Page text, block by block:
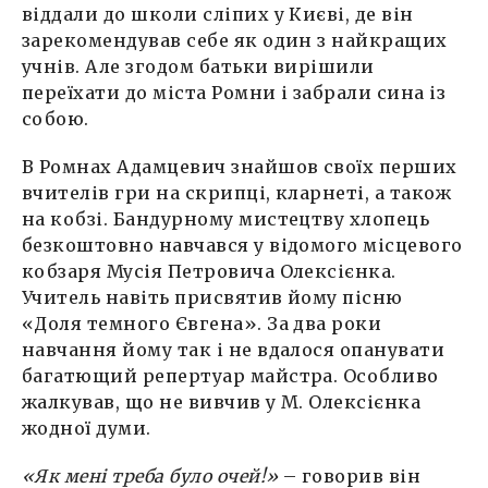
віддали до школи сліпих у Києві, де він
зарекомендував себе як один з найкращих
учнів. Але згодом батьки вирішили
переїхати до міста Ромни і забрали сина із
собою.
В Ромнах Адамцевич знайшов своїх перших
вчителів гри на скрипці, кларнеті, а також
на кобзі. Бандурному мистецтву хлопець
безкоштовно навчався у відомого місцевого
кобзаря Мусія Петровича Олексієнка.
Учитель навіть присвятив йому пісню
«Доля темного Євгена». За два роки
навчання йому так і не вдалося опанувати
багатющий репертуар майстра. Особливо
жалкував, що не вивчив у М. Олексієнка
жодної думи.
«Як мені треба було очей!»– говорив він